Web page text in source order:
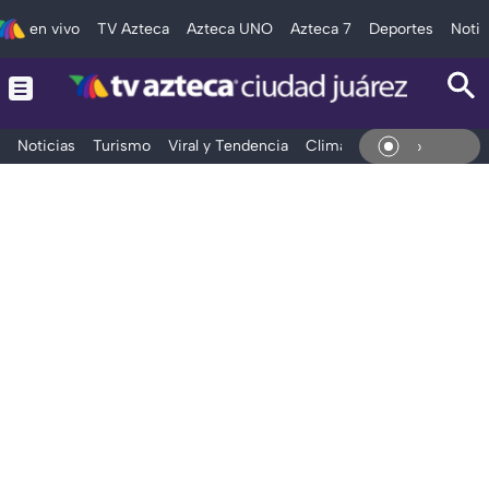
en vivo TV Azteca Azteca UNO Azteca 7 Deportes
Noticias Turismo Viral y Tendencia Clima Deportes En